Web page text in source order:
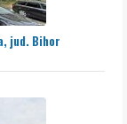
jud. Bihor